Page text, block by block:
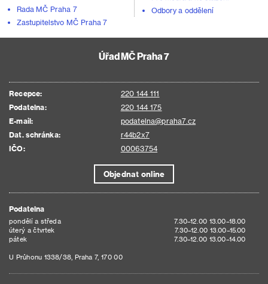
Rada MČ Praha 7
Zastupitelstvo MČ Praha 7
Odbory a oddělení
Úřad MČ Praha 7
Recepce:
220 144 111
Podatelna:
220 144 175
E-mail:
podatelna@praha7.cz
Dat. schránka:
r44b2x7
IČO:
00063754
Objednat online
Podatelna
pondělí a středa
7.30–12.00 13.00–18.00
úterý a čtvrtek
7.30–12.00 13.00–15.00
pátek
7.30–12.00 13.00–14.00
U Průhonu 1338/38, Praha 7, 170 00